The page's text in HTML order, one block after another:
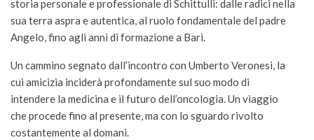
storia personale e professionale di Schittulli: dalle radici nella
sua terra aspra e autentica, al ruolo fondamentale del padre
Angelo, fino agli anni di formazione a Bari.
Un cammino segnato dall’incontro con Umberto Veronesi, la
cui amicizia inciderà profondamente sul suo modo di
intendere la medicina e il futuro dell’oncologia. Un viaggio
che procede fino al presente, ma con lo sguardo rivolto
costantemente al domani.